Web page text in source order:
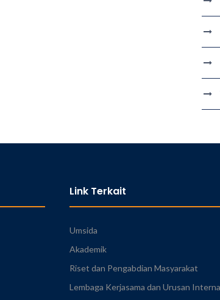
Link Terkait
Umsida
Akademik
Riset dan Pengabdian Masyarakat
Lembaga Kerjasama dan Urusan